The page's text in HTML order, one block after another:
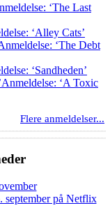
‘The Last
‘Alley Cats’
‘The Debt
‘Sandheden’
Anmeldelse: ‘A Toxic
Flere anmeldelser...
september på Netflix